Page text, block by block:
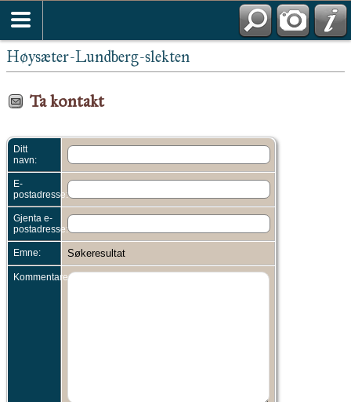
Høysæter-Lundberg-slekten
Ta kontakt
Ditt
navn:
E-
postadresse:
Gjenta e-
postadresse:
Emne: Søkeresultat
Kommentarer: